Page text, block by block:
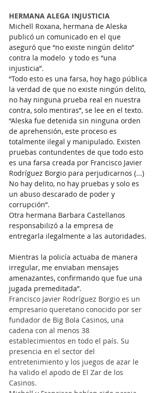
HERMANA ALEGA INJUSTICIA
Michell Roxana, hermana de Aleska
publicó un comunicado en el que
aseguró que “no existe ningún delito”
contra la modelo  y todo es “una
injusticia”.
“Todo esto es una farsa, hoy hago pública
la verdad de que no existe ningún delito,
no hay ninguna prueba real en nuestra
contra, solo mentiras”, se lee en el texto.
“Aleska fue detenida sin ninguna orden
de aprehensión, este proceso es
totalmente ilegal y manipulado. Existen
pruebas contundentes de que todo esto
es una farsa creada por Francisco Javier
Rodríguez Borgio para perjudicarnos (...)
No hay delito, no hay pruebas y solo es
un abuso descarado de poder y
corrupción”.
Otra hermana Barbara Castellanos
responsabilizó a la empresa de
entregarla ilegalmente a las autoridades.
Mientras la policía actuaba de manera
irregular, me enviaban mensajes
amenazantes, confirmando que fue una
jugada premeditada”.
Francisco Javier Rodríguez Borgio es un
empresario queretano conocido por ser
fundador de Big Bola Casinos, una
cadena con al menos 38
establecimientos en todo el país. Su
presencia en el sector del
entretenimiento y los juegos de azar le
ha valido el apodo de El Zar de los
Casinos.